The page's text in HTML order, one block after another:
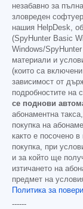
незабавно за
зловреден
нашия HelpDesk,
(SpyHunter Basic
Windows/
материали и
(които са
зависимост от
подробностите на
се поднови
абонаментна
покупка на
както е посочено
покупка, при
и за който ще
изтичането на
предмет на
Политика за
------